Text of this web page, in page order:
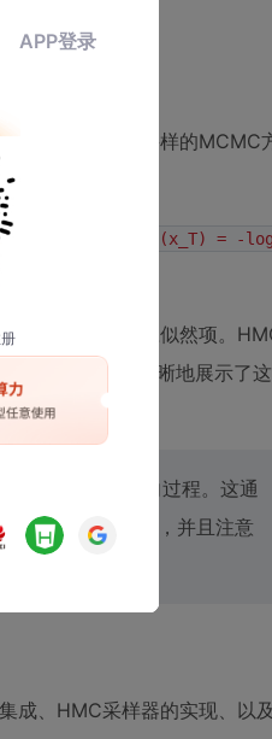
信息进行高效采样的MCMC
“势能”）为：
U(x_T) = -log
导出的噪声自适应似然项。
的伪代码清晰地展示了这
神经网络的前向过程。这通
算图被正确构建，并且注意
成、HMC采样器的实现、以及